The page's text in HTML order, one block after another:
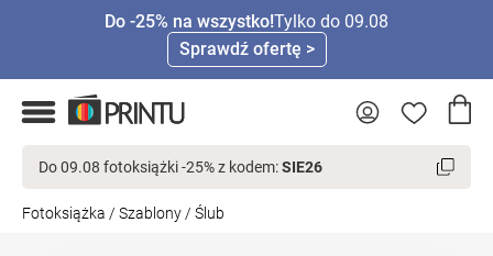
Do -25% na wszystko!Tylko do 09.08
Sprawdź ofertę >
Do 09.08 fotoksiążki -25% z kodem:SIE26
Fotoksiążka / Szablony / Ślub